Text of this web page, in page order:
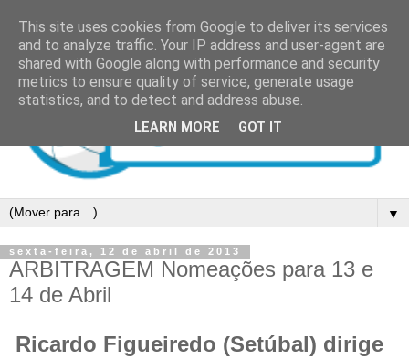
▼
sexta-feira, 12 de abril de 2013
ARBITRAGEM Nomeações para 13 e
14 de Abril
Ricardo Figueiredo (Setúbal) dirige
This site uses cookies from Google to deliver its services
and to analyze traffic. Your IP address and user-agent are
shared with Google along with performance and security
metrics to ensure quality of service, generate usage
statistics, and to detect and address abuse.
LEARN MORE GOT IT